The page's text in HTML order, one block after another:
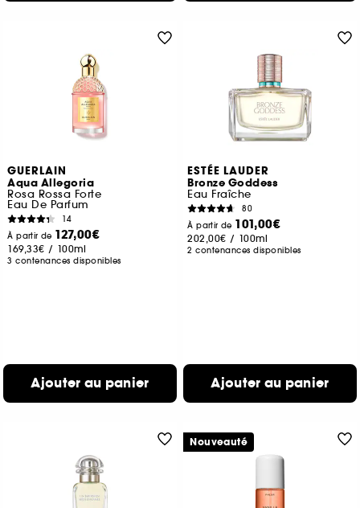
GUERLAIN
Aqua Allegoria
Rosa Rossa Forte
Eau De Parfum
14
À partir de 127,00€
169,33€ / 100ml
3 contenances disponibles
Ajouter au panier
ESTÉE LAUDER
Bronze Goddess
Eau Fraîche
80
À partir de 101,00€
202,00€ / 100ml
2 contenances disponibles
Ajouter au panier
Nouveauté